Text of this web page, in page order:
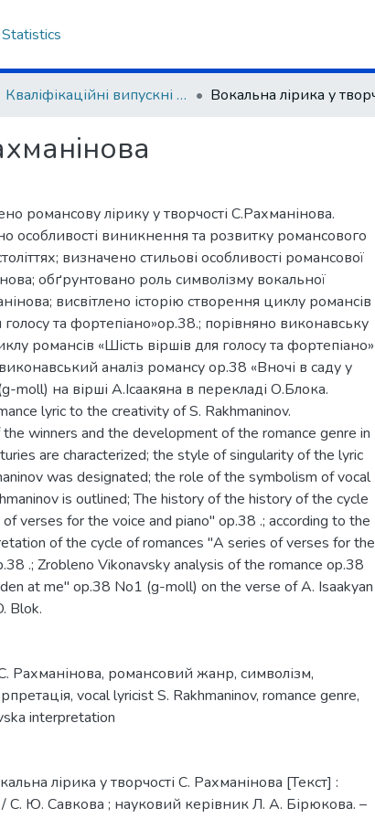
Statistics
Кваліфікаційні випускні роботи здобувачів вищої освіти
романсову лірику у творчості С.Рахманінова.
особливості виникнення та розвитку романсового
визначено стильові особливості романсової
обґрунтовано роль символізму вокальної
висвітлено історію створення циклу романсів
голосу та фортепіано»ор.38.; порівняно виконавську
романсів «Шість віршів для голосу та фортепіано»
аналіз романсу ор.38 «Вночі в саду у
moll) на вірші А.Ісаакяна в перекладі О.Блока.
lyric to the creativity of S. Rakhmaninov.
winners and the development of the romance genre in
are characterized; the style of singularity of the lyric
was designated; the role of the symbolism of vocal
is outlined; The history of the history of the cycle
verses for the voice and piano" op.38 .; according to the
of the cycle of romances "A series of verses for the
.; Zrobleno Vikonavsky analysis of the romance op.38
at me" op.38 No1 (g-moll) on the verse of A. Isaakyan
Blok.
Рахманінова, романсовий жанр, символізм,
, vocal lyricist S. Rakhmaninov, romance genre,
interpretation
лірика у творчості С. Рахманінова [Текст] :
/ С. Ю. Савкова ; науковий керівник Л. А. Бірюкова. –